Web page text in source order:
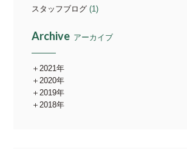
スタッフブログ (1)
Archive アーカイブ
2021年
2020年
2019年
2018年